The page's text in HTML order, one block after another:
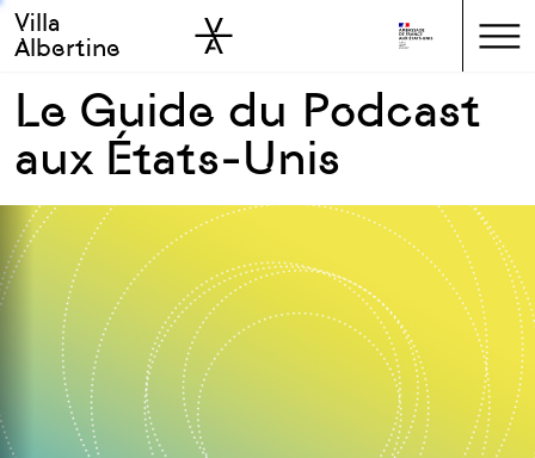
Skip to main
Skip to sidebar
Villa
Albertine
Le Guide du Podcast
aux États-Unis